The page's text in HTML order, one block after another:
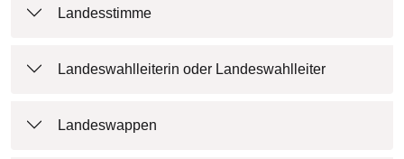
Landesstimme
Landeswahlleiterin oder Landeswahlleiter
Landeswappen